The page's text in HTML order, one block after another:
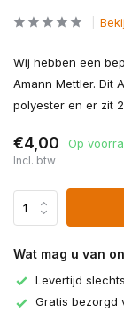
Wij hebben een
Amann Mettler. Dit
polyester en er zit
€4,00 Op
Incl. btw
Wat mag u van
Levertijd
Gratis bezorgd